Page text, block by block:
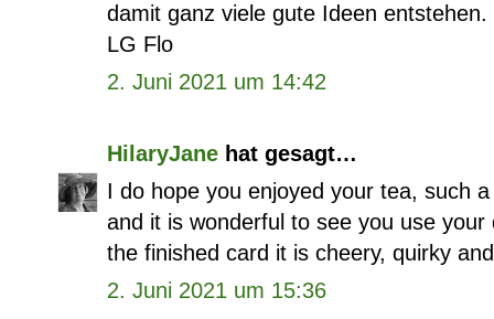
damit ganz viele gute Ideen entstehen.
LG Flo
2. Juni 2021 um 14:42
HilaryJane hat gesagt…
I do hope you enjoyed your tea, such
and it is wonderful to see you use
the finished card it is cheery, quirky
2. Juni 2021 um 15:36